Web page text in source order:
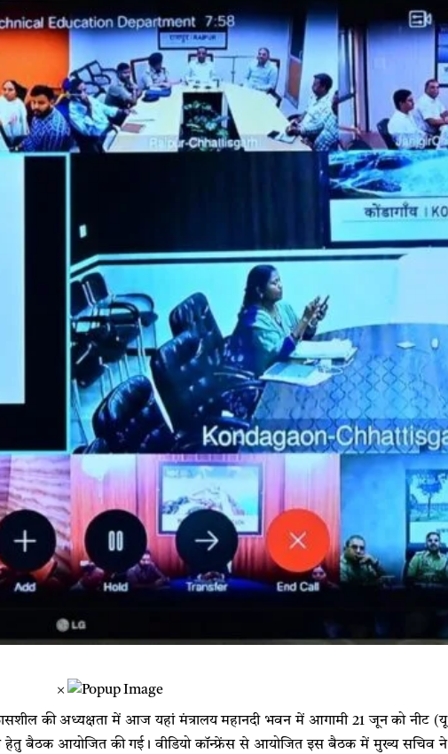
×
की अध्यक्षता में आज यहां मंत्रालय महानदी भवन में आगामी 21 जून को नीट (यू
हेतु बैठक आयोजित की गई। वीडियो कॉन्फ्रेंस से आयोजित इस बैठक में मुख्य सचिव ने